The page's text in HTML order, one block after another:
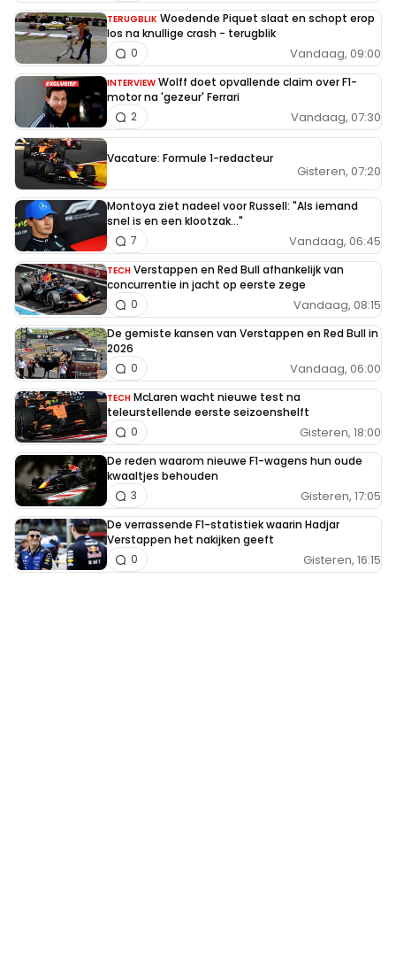
TERUGBLIK Woedende Piquet slaat en schopt erop
los na knullige crash - terugblik
Vandaag, 09:00
0
INTERVIEW Wolff doet opvallende claim over F1-
motor na 'gezeur' Ferrari
Vandaag, 07:30
2
Vacature: Formule 1-redacteur
Gisteren, 07:20
Montoya ziet nadeel voor Russell: "Als iemand
snel is en een klootzak..."
Vandaag, 06:45
7
TECH Verstappen en Red Bull afhankelijk van
concurrentie in jacht op eerste zege
Vandaag, 08:15
0
De gemiste kansen van Verstappen en Red Bull in
2026
Vandaag, 06:00
0
TECH McLaren wacht nieuwe test na
teleurstellende eerste seizoenshelft
Gisteren, 18:00
0
De reden waarom nieuwe F1-wagens hun oude
kwaaltjes behouden
Gisteren, 17:05
3
De verrassende F1-statistiek waarin Hadjar
Verstappen het nakijken geeft
Gisteren, 16:15
0